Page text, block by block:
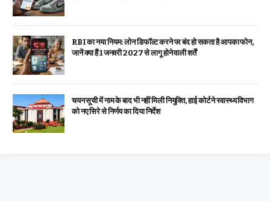
RBI का नया नियम: लोन डिफॉल्ट करने पर बंद हो सकता है आपका फोन,
जानें क्या हैं 1 जनवरी 2027 से लागू होने वाली शर्तें
चयन सूची में नाम के बाद भी नहीं मिली नियुक्ति, हाई कोर्ट ने स्वास्थ्य विभाग
को नए सिरे से निर्णय का दिया निर्देश